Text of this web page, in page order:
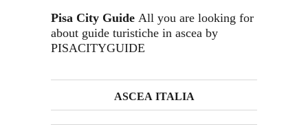
Pisa City Guide All you are looking for
about guide turistiche in ascea by
PISACITYGUIDE
ASCEA ITALIA